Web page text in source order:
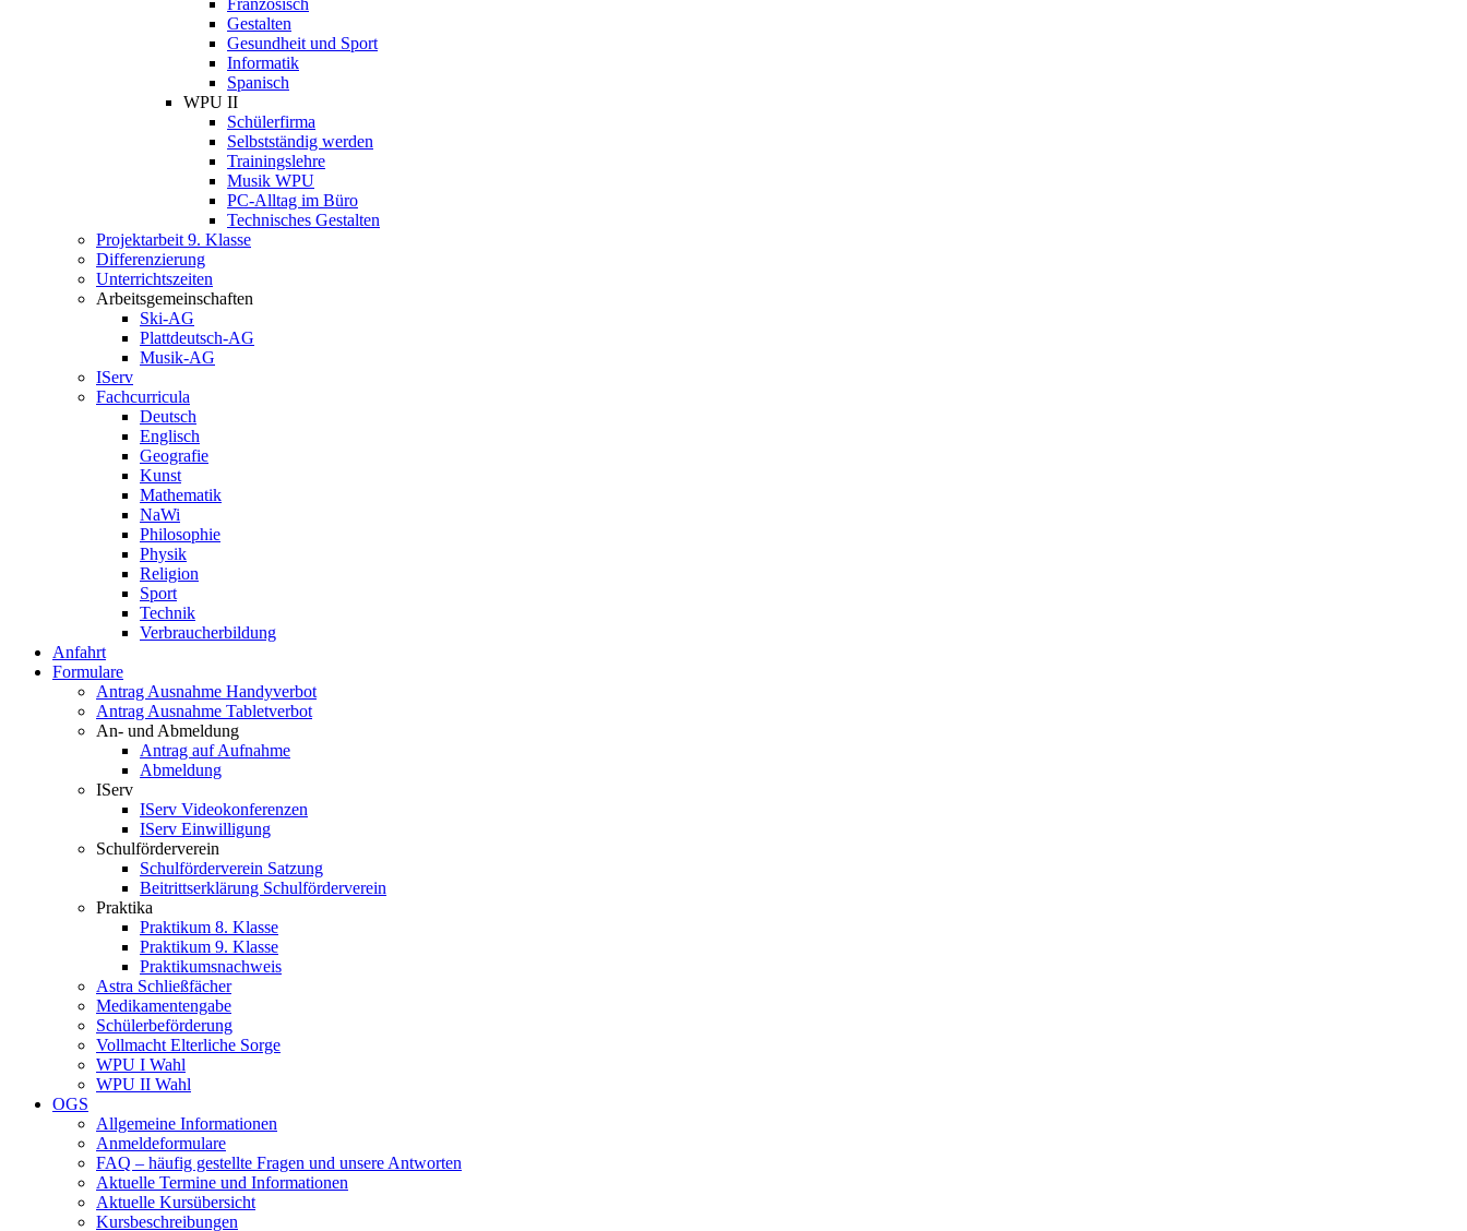
Französisch
Gestalten
Gesundheit und Sport
Informatik
Spanisch
WPU II
Schülerfirma
Selbstständig werden
Trainingslehre
Musik WPU
PC-Alltag im Büro
Technisches Gestalten
Projektarbeit 9. Klasse
Differenzierung
Unterrichtszeiten
Arbeitsgemeinschaften
Ski-AG
Plattdeutsch-AG
Musik-AG
IServ
Fachcurricula
Deutsch
Englisch
Geografie
Kunst
Mathematik
NaWi
Philosophie
Physik
Religion
Sport
Technik
Verbraucherbildung
Anfahrt
Formulare
Antrag Ausnahme Handyverbot
Antrag Ausnahme Tabletverbot
An- und Abmeldung
Antrag auf Aufnahme
Abmeldung
IServ
IServ Videokonferenzen
IServ Einwilligung
Schulförderverein
Schulförderverein Satzung
Beitrittserklärung Schulförderverein
Praktika
Praktikum 8. Klasse
Praktikum 9. Klasse
Praktikumsnachweis
Astra Schließfächer
Medikamentengabe
Schülerbeförderung
Vollmacht Elterliche Sorge
WPU I Wahl
WPU II Wahl
OGS
Allgemeine Informationen
Anmeldeformulare
FAQ – häufig gestellte Fragen und unsere Antworten
Aktuelle Termine und Informationen
Aktuelle Kursübersicht
Kursbeschreibungen